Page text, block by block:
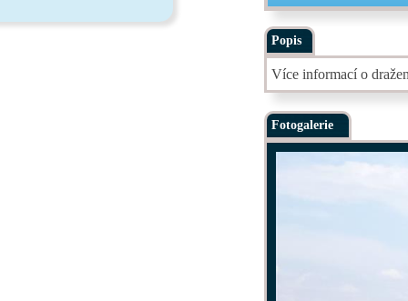
Popis
Více informací o
Fotogalerie